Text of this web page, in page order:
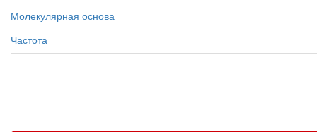
Молекулярная основа
Частота